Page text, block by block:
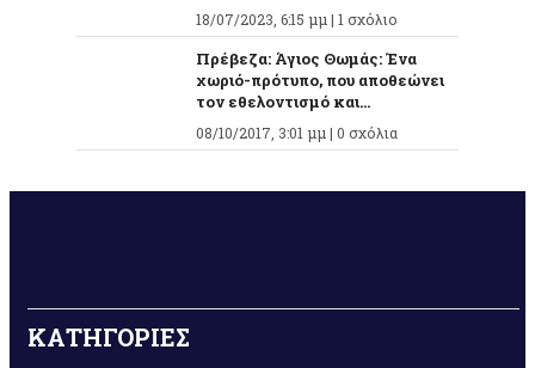
18/07/2023, 6:15 μμ | 1 σχόλιο
Πρέβεζα: Άγιος Θωμάς: Ένα
χωριό-πρότυπο, που αποθεώνει
τον εθελοντισμό και...
08/10/2017, 3:01 μμ | 0 σχόλια
ΚΑΤΗΓΟΡΙΕΣ